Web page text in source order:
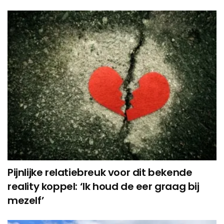
Pijnlijke relatiebreuk voor dit bekende
reality koppel: ‘Ik houd de eer graag bij
mezelf’